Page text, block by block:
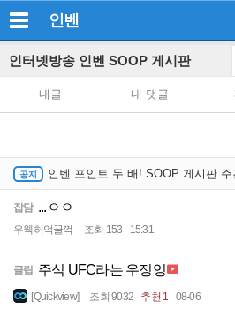
인벤
인터넷방송 인벤 SOOP 게시판
내글 내 댓글
인벤 포인트 두 배! SOOP 게시판
잡담 ...ㅇㅇ
우웩허억꿀꺽 조회 153 15:31
클립 주식 UFC라는 우정잉
[Quickview] 조회 9032 추천 1 08-06